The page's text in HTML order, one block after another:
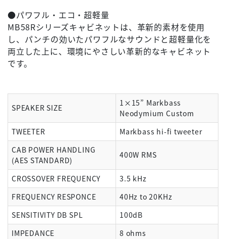
●パワフル・エコ・超軽量
MB58Rシリーズキャビネットは、革新的素材を使用
し、パンチの効いたパワフルなサウンドと超軽量化を
両立した上に、環境にやさしい革新的なキャビネット
です。
SPEAKER SIZE
1×15” Markbass
Neodymium Custom
TWEETER
Markbass hi-fi tweeter
CAB POWER HANDLING
(AES STANDARD)
400W RMS
CROSSOVER FREQUENCY
3.5 kHz
FREQUENCY RESPONCE
40Hz to 20KHz
SENSITIVITY DB SPL
100dB
IMPEDANCE
8 ohms